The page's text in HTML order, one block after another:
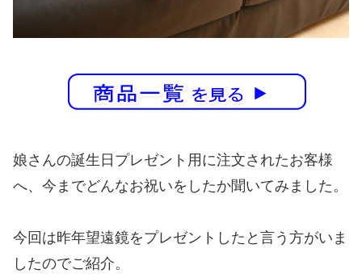
娘さんの誕生日プレゼント用に注文されたお客様
へ、今までどんなお祝いをしたか聞いてみました。
今回は昨年望遠鏡をプレゼントしたと言う方がいま
したのでご紹介。